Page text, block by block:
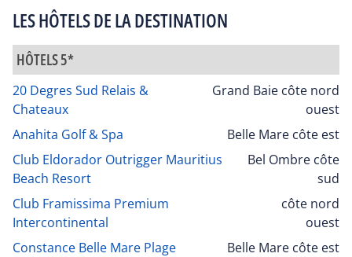
LES HÔTELS DE LA DESTINATION
HÔTELS 5*
20 Degres Sud Relais &
Chateaux
Grand Baie côte nord
ouest
Anahita Golf & Spa
Belle Mare côte est
Club Eldorador Outrigger Mauritius
Beach Resort
Bel Ombre côte
sud
Club Framissima Premium
Intercontinental
côte nord
ouest
Constance Belle Mare Plage
Belle Mare côte est